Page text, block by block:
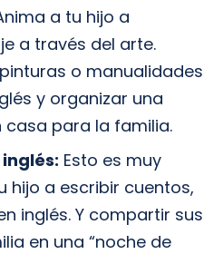
a tu hijo a
a través del arte.
o manualidades
y organizar una
casa para la familia.
Esto es muy
hijo a escribir cuentos,
inglés. Y compartir sus
en una “noche de